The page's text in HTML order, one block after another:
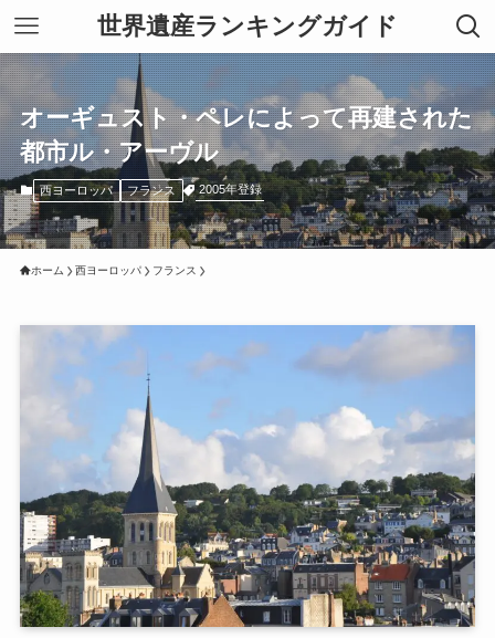
世界遺産ランキングガイド
オーギュスト・ペレによって再建された
都市ル・アーヴル
西ヨーロッパ フランス 2005年登録
ホーム 西ヨーロッパ フランス